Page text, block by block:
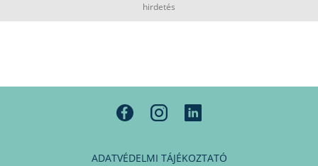
hirdetés
ADATVÉDELMI TÁJÉKOZTATÓ